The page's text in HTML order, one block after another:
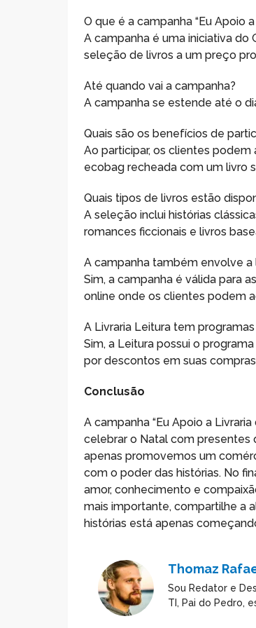
O que é a campanha “Eu Apoio
A campanha é uma iniciativa do
seleção de livros a um preço
Até quando vai a campanha?
A campanha se estende até o
Quais são os benefícios de
Ao participar, os clientes podem
ecobag recheada com um livro
Quais tipos de livros estão
A seleção inclui histórias
romances ficcionais e livros
A campanha também envolve a
Sim, a campanha é válida para
online onde os clientes podem
A Livraria Leitura tem
Sim, a Leitura possui o
por descontos em suas
Conclusão
A campanha “Eu Apoio a
celebrar o Natal com presentes
apenas promovemos um
com o poder das histórias. No
amor, conhecimento e
mais importante, compartilhe a
histórias está apenas
Thomaz
Sou Redator e
TI, Pai do Pedro,